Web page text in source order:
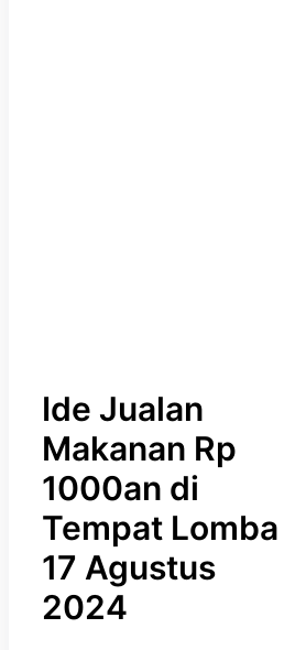
Ide Jualan
Makanan Rp
1000an di
Tempat Lomba
17 Agustus
2024